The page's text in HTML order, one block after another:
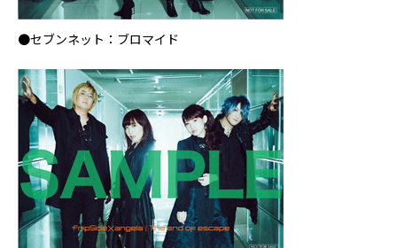
●セブンネット：ブロマイド